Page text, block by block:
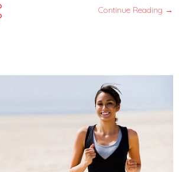
Continue Reading →